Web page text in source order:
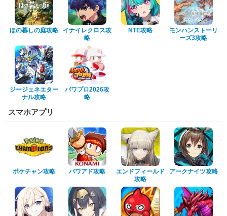
ほの暮しの庭攻略
イナイレクロス攻
略
NTE攻略
モンハンストーリ
ーズ3攻略
ジージェネエター
ナル攻略
パワプロ2026攻
略
スマホアプリ
ポケチャン攻略 パワアド攻略
エンドフィールド
攻略
アークナイツ攻略